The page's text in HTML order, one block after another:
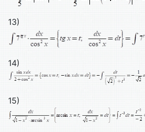
13)
14)
15)